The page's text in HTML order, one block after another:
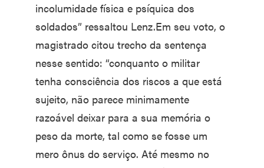
incolumidade física e psíquica dos
soldados” ressaltou Lenz.Em seu voto, o
magistrado citou trecho da sentença
nesse sentido: “conquanto o militar
tenha consciência dos riscos a que está
sujeito, não parece minimamente
razoável deixar para a sua memória o
peso da morte, tal como se fosse um
mero ônus do serviço. Até mesmo no